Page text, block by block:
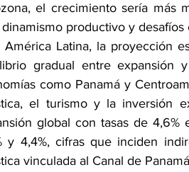
el crecimiento sería más
productivo y desafíos
América Latina, la proyección
gradual entre expansión
como Panamá y
el turismo y la inversión
global con tasas de
y 4,4%, cifras que inciden
vinculada al Canal de